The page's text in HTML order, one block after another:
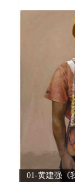
01-黄建强《